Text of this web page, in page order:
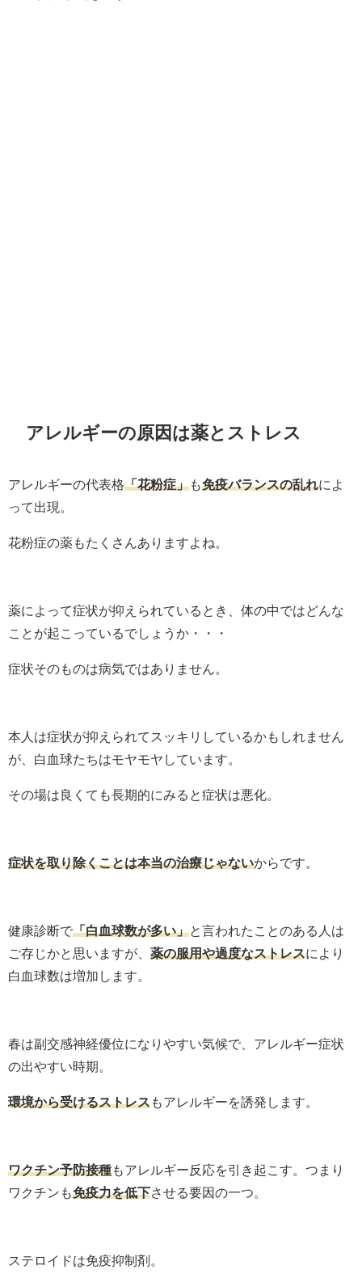
アレルギーの原因は薬とストレス
アレルギーの代表格「花粉症」も免疫バランスの乱れによ
って出現。
花粉症の薬もたくさんありますよね。
薬によって症状が抑えられているとき、体の中ではどんな
ことが起こっているでしょうか・・・
症状そのものは病気ではありません。
本人は症状が抑えられてスッキリしているかもしれません
が、白血球たちはモヤモヤしています。
その場は良くても長期的にみると症状は悪化。
症状を取り除くことは本当の治療じゃないからです。
健康診断で「白血球数が多い」と言われたことのある人は
ご存じかと思いますが、 薬の服用や過度なストレスにより
白血球数は増加します。
春は副交感神経優位になりやすい気候で、アレルギー症状
の出やすい時期。
環境から受けるストレスもアレルギーを誘発します。
ワクチン予防接種もアレルギー反応を引き起こす。つまり
ワクチンも免疫力を低下させる要因の一つ。
ステロイドは免疫抑制剤。